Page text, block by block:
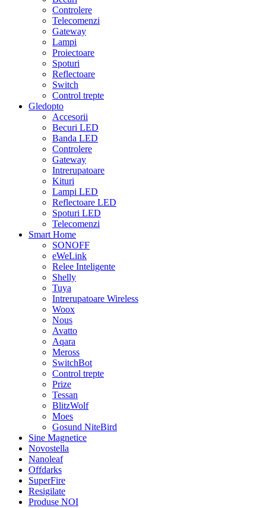
Controlere
Telecomenzi
Gateway
Lampi
Proiectoare
Spoturi
Reflectoare
Switch
Control trepte
Gledopto
Accesorii
Becuri LED
Banda LED
Controlere
Gateway
Intrerupatoare
Kituri
Lampi LED
Reflectoare LED
Spoturi LED
Telecomenzi
Smart Home
SONOFF
eWeLink
Relee Inteligente
Shelly
Tuya
Intrerupatoare Wireless
Woox
Nous
Avatto
Aqara
Meross
SwitchBot
Control trepte
Prize
Tessan
BlitzWolf
Moes
Gosund NiteBird
Sine Magnetice
Novostella
Nanoleaf
Offdarks
SuperFire
Resigilate
Produse NOI